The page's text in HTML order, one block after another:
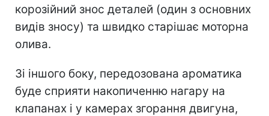
корозійний знос деталей (один з основних
видів зносу) та швидко старішає моторна
олива.
Зі іншого боку, передозована ароматика
буде сприяти накопиченню нагару на
клапанах і у камерах згорання двигуна,